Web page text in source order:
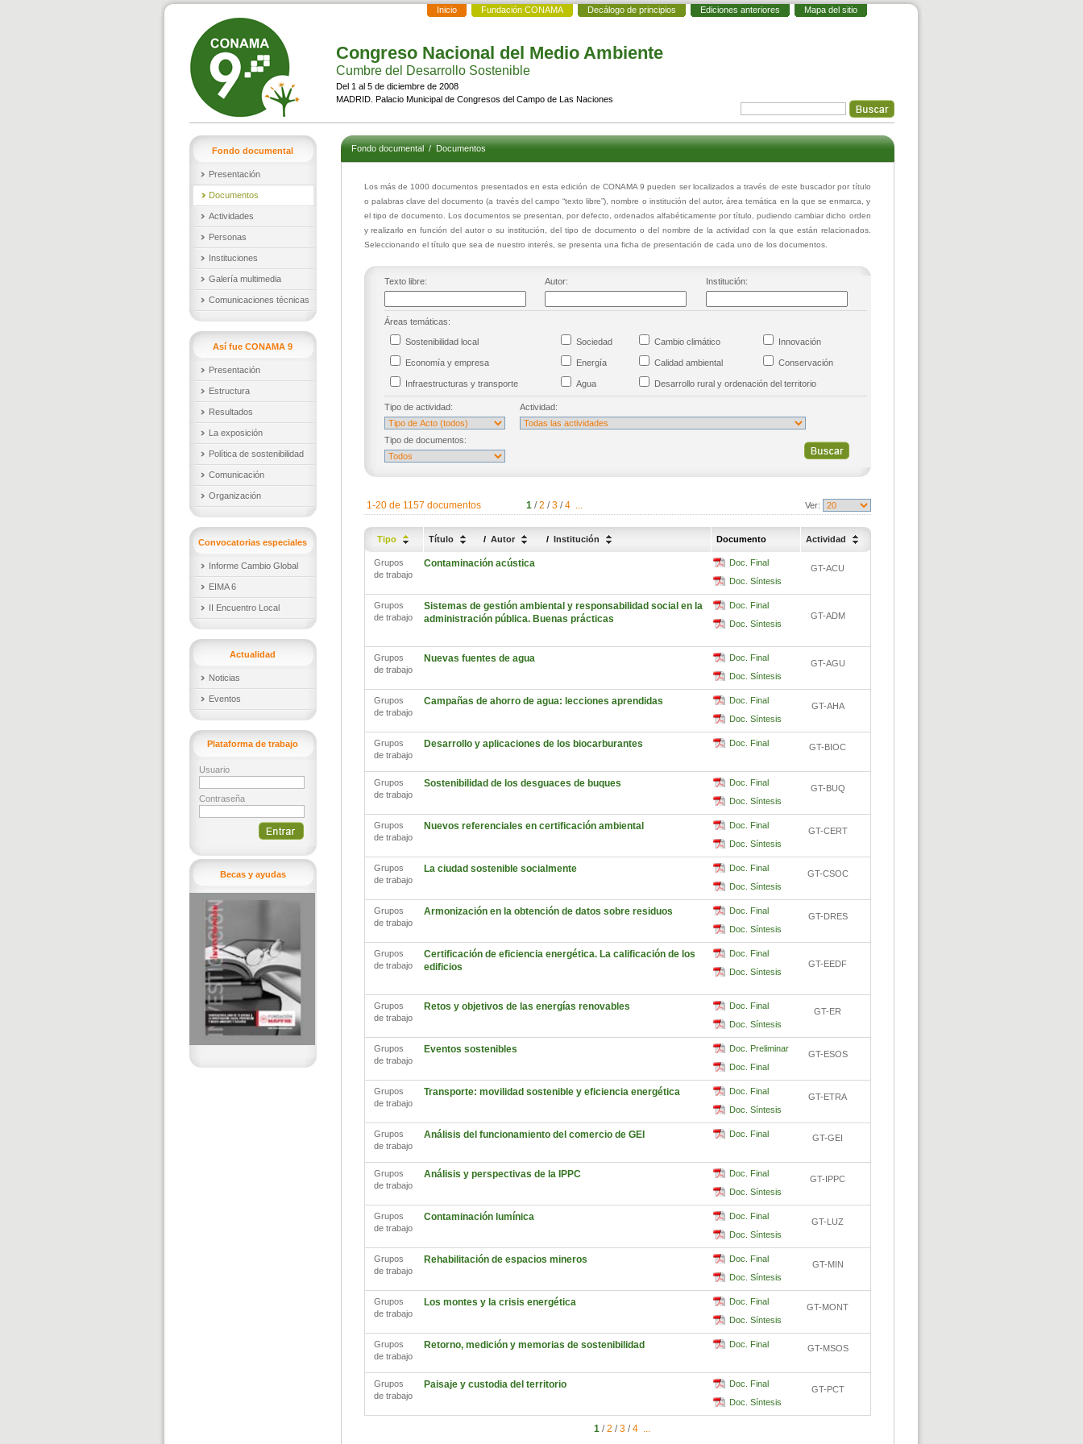
Inicio Fundación CONAMA Decálogo de principios Ediciones anteriores Mapa del sitio
Congreso Nacional del Medio Ambiente
Cumbre del Desarrollo Sostenible
Del 1 al 5 de diciembre de 2008
MADRID. Palacio Municipal de Congresos del Campo de Las Naciones
Fondo documental
Presentación
Documentos
Actividades
Personas
Instituciones
Galería multimedia
Comunicaciones técnicas
Así fue CONAMA 9
Presentación
Estructura
Resultados
La exposición
Política de sostenibilidad
Comunicación
Organización
Convocatorias especiales
Informe Cambio Global
EIMA 6
II Encuentro Local
Actualidad
Noticias
Eventos
Plataforma de trabajo
Usuario
Contraseña
Becas y ayudas
Fondo documental/Documentos
Los más de 1000 documentos presentados en esta edición de CONAMA 9 pueden ser localizados a través de este buscador por título
o palabras clave del documento (a través del campo “texto libre”), nombre o institución del autor, área temática en la que se enmarca, y
el tipo de documento. Los documentos se presentan, por defecto, ordenados alfabéticamente por título, pudiendo cambiar dicho orden
y realizarlo en función del autor o su institución, del tipo de documento o del nombre de la actividad con la que están relacionados.
Seleccionando el título que sea de nuestro interés, se presenta una ficha de presentación de cada uno de los documentos.
Texto libre: Autor: Institución:
Áreas temáticas:
Sostenibilidad local Sociedad Cambio climático Innovación
Economía y empresa Energía Calidad ambiental Conservación
Infraestructuras y transporte Agua Desarrollo rural y ordenación del territorio
Tipo de actividad: Actividad:
Tipo de documentos:
1-20 de 1157 documentos 1 / 2 / 3 / 4 ... Ver:
Tipo Título / Autor / Institución Documento Actividad
Grupos
de trabajo
Contaminación acústica
Doc. Final
Doc. Síntesis
GT-ACU
Grupos
de trabajo
Sistemas de gestión ambiental y responsabilidad social en la
administración pública. Buenas prácticas
Doc. Final
Doc. Síntesis
GT-ADM
Grupos
de trabajo
Nuevas fuentes de agua
Doc. Final
Doc. Síntesis
GT-AGU
Grupos
de trabajo
Campañas de ahorro de agua: lecciones aprendidas
Doc. Final
Doc. Síntesis
GT-AHA
Grupos
de trabajo
Desarrollo y aplicaciones de los biocarburantes Doc. Final GT-BIOC
Grupos
de trabajo
Sostenibilidad de los desguaces de buques
Doc. Final
Doc. Síntesis
GT-BUQ
Grupos
de trabajo
Nuevos referenciales en certificación ambiental
Doc. Final
Doc. Síntesis
GT-CERT
Grupos
de trabajo
La ciudad sostenible socialmente
Doc. Final
Doc. Síntesis
GT-CSOC
Grupos
de trabajo
Armonización en la obtención de datos sobre residuos
Doc. Final
Doc. Síntesis
GT-DRES
Grupos
de trabajo
Certificación de eficiencia energética. La calificación de los
edificios
Doc. Final
Doc. Síntesis
GT-EEDF
Grupos
de trabajo
Retos y objetivos de las energías renovables
Doc. Final
Doc. Síntesis
GT-ER
Grupos
de trabajo
Eventos sostenibles
Doc. Preliminar
Doc. Final
GT-ESOS
Grupos
de trabajo
Transporte: movilidad sostenible y eficiencia energética
Doc. Final
Doc. Síntesis
GT-ETRA
Grupos
de trabajo
Análisis del funcionamiento del comercio de GEI Doc. Final GT-GEI
Grupos
de trabajo
Análisis y perspectivas de la IPPC
Doc. Final
Doc. Síntesis
GT-IPPC
Grupos
de trabajo
Contaminación lumínica
Doc. Final
Doc. Síntesis
GT-LUZ
Grupos
de trabajo
Rehabilitación de espacios mineros
Doc. Final
Doc. Síntesis
GT-MIN
Grupos
de trabajo
Los montes y la crisis energética
Doc. Final
Doc. Síntesis
GT-MONT
Grupos
de trabajo
Retorno, medición y memorias de sostenibilidad Doc. Final GT-MSOS
Grupos
de trabajo
Paisaje y custodia del territorio
Doc. Final
Doc. Síntesis
GT-PCT
1 / 2 / 3 / 4 ...